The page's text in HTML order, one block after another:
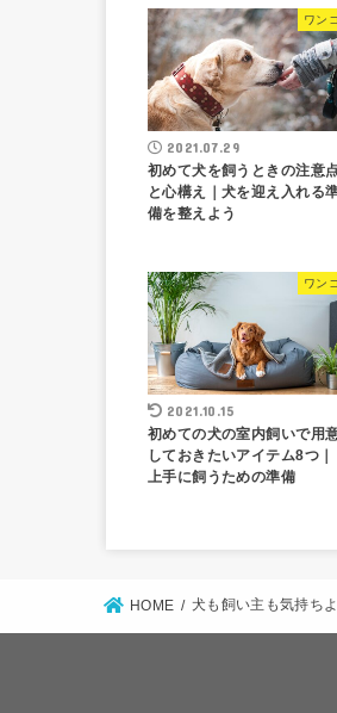
ワンコ
2021.07.29
初めて犬を飼うときの注意
と心構え｜犬を迎え入れる
備を整えよう
ワンコ
2021.10.15
初めての犬の室内飼いで用
しておきたいアイテム8つ｜
上手に飼うための準備
HOME 犬も飼い主も気持ち